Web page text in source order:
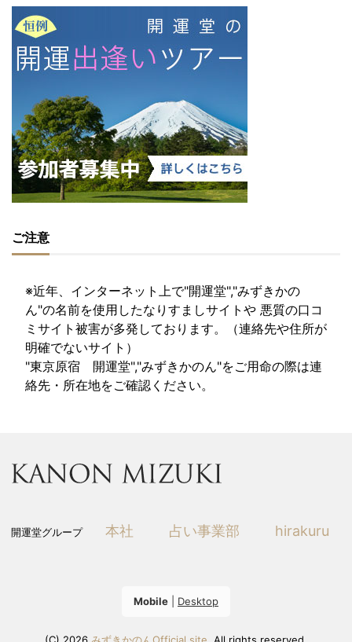
ご注意
※近年、インターネット上で"開運堂","みずきかの
ん"の名前を使用したなりすましサイトや 悪質の口コ
ミサイト被害が多発しております。（連絡先や住所が
明確でないサイト）
"東京原宿 開運堂","みずきかのん"をご用命の際は連
絡先・所在地をご確認ください。
開運堂グループ 本社 占い事業部 hirakuru
Mobile Desktop